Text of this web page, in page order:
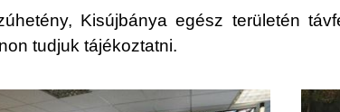
Kisújbánya egész területén
tudjuk tájékoztatni.